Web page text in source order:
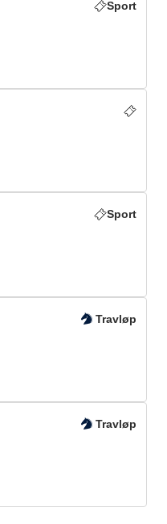
Sport
Sport
Travløp
Travløp